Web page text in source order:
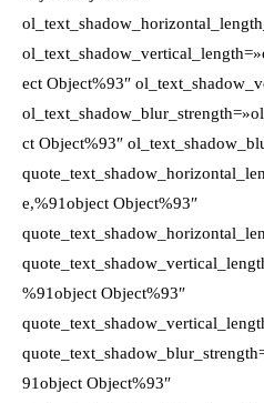
ect Object%93″
ct Object%93″
e,%91object Object%93″
%91object Object%93″
91object Object%93″